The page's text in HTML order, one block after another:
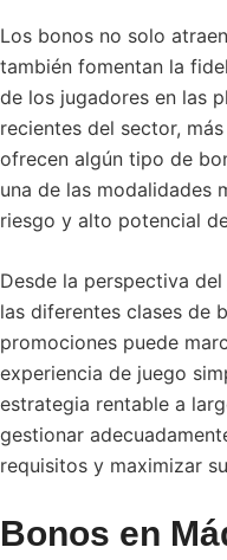
Los bonos no solo
también fomentan la
de los jugadores en las
recientes del sector,
ofrecen algún tipo de
una de las modalidades
riesgo y alto potencial
Desde la perspectiva
las diferentes clases de
promociones puede
experiencia de juego
estrategia rentable a
gestionar
requisitos y maximizar
Bonos en